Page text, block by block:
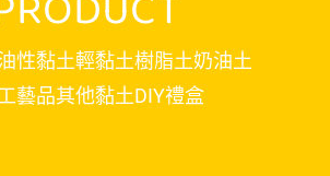
性黏土輕黏土樹脂土奶油土
藝品其他黏土DIY禮盒